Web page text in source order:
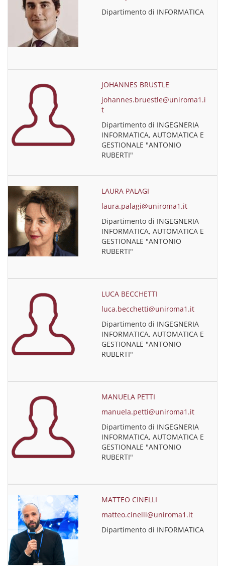
Dipartimento di INFORMATICA
JOHANNES BRUSTLE
johannes.bruestle@uniroma1.i
t
Dipartimento di INGEGNERIA
INFORMATICA, AUTOMATICA E
GESTIONALE "ANTONIO
RUBERTI"
LAURA PALAGI
laura.palagi@uniroma1.it
Dipartimento di INGEGNERIA
INFORMATICA, AUTOMATICA E
GESTIONALE "ANTONIO
RUBERTI"
LUCA BECCHETTI
luca.becchetti@uniroma1.it
Dipartimento di INGEGNERIA
INFORMATICA, AUTOMATICA E
GESTIONALE "ANTONIO
RUBERTI"
MANUELA PETTI
manuela.petti@uniroma1.it
Dipartimento di INGEGNERIA
INFORMATICA, AUTOMATICA E
GESTIONALE "ANTONIO
RUBERTI"
MATTEO CINELLI
matteo.cinelli@uniroma1.it
Dipartimento di INFORMATICA